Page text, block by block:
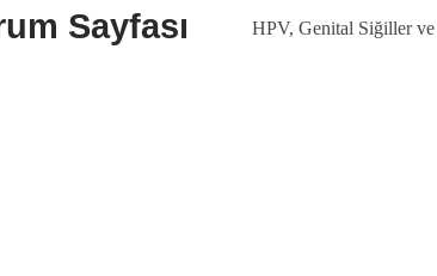
HPV, Genital Siğiller ve